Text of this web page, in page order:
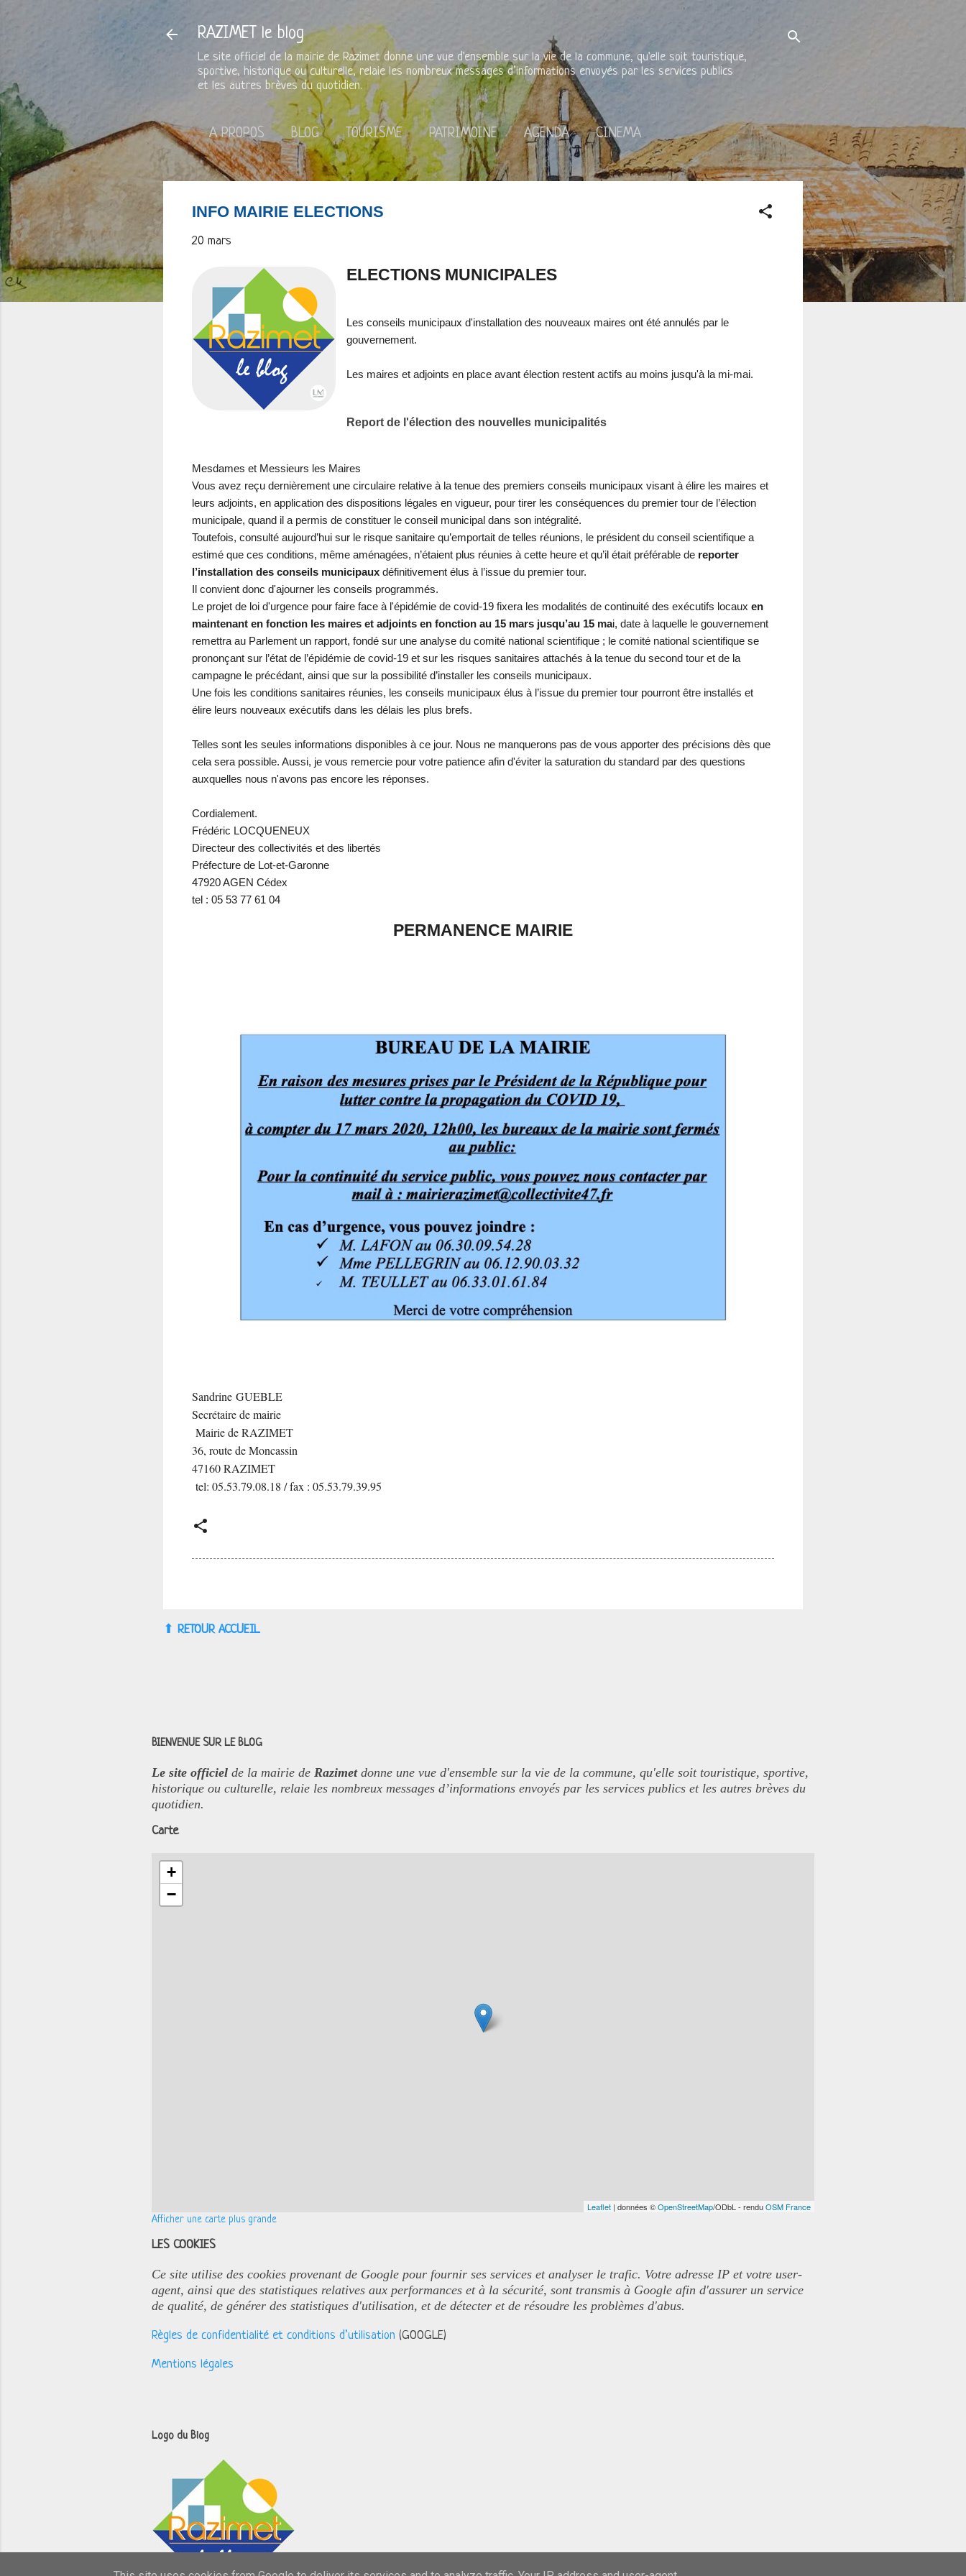
RAZIMET le blog
Le site officiel de la mairie de Razimet donne une vue d'ensemble sur la vie de la commune, qu'elle soit touristique,
sportive, historique ou culturelle, relaie les nombreux messages d’informations envoyés par les services publics
et les autres brèves du quotidien.
A PROPOS BLOG TOURISME PATRIMOINE AGENDA CINEMA
INFO MAIRIE ELECTIONS
20 mars
ELECTIONS MUNICIPALES
Les conseils municipaux d'installation des nouveaux maires ont été annulés par le
gouvernement.
Les maires et adjoints en place avant élection restent actifs au moins jusqu'à la mi-mai.
Report de l'élection des nouvelles municipalités
Mesdames et Messieurs les Maires
Vous avez reçu dernièrement une circulaire relative à la tenue des premiers conseils municipaux visant à élire les maires et
leurs adjoints, en application des dispositions légales en vigueur, pour tirer les conséquences du premier tour de l’élection
municipale, quand il a permis de constituer le conseil municipal dans son intégralité.
Toutefois, consulté aujourd’hui sur le risque sanitaire qu’emportait de telles réunions, le président du conseil scientifique a
estimé que ces conditions, même aménagées, n’étaient plus réunies à cette heure et qu’il était préférable de reporter
l’installation des conseils municipaux définitivement élus à l’issue du premier tour.
Il convient donc d'ajourner les conseils programmés.
Le projet de loi d'urgence pour faire face à l'épidémie de covid-19 fixera les modalités de continuité des exécutifs locaux en
maintenant en fonction les maires et adjoints en fonction au 15 mars jusqu’au 15 mai, date à laquelle le gouvernement
remettra au Parlement un rapport, fondé sur une analyse du comité national scientifique ; le comité national scientifique se
prononçant sur l’état de l’épidémie de covid-19 et sur les risques sanitaires attachés à la tenue du second tour et de la
campagne le précédant, ainsi que sur la possibilité d’installer les conseils municipaux.
Une fois les conditions sanitaires réunies, les conseils municipaux élus à l’issue du premier tour pourront être installés et
élire leurs nouveaux exécutifs dans les délais les plus brefs.
Telles sont les seules informations disponibles à ce jour. Nous ne manquerons pas de vous apporter des précisions dès que
cela sera possible. Aussi, je vous remercie pour votre patience afin d'éviter la saturation du standard par des questions
auxquelles nous n'avons pas encore les réponses.
Cordialement.
Frédéric LOCQUENEUX
Directeur des collectivités et des libertés
Préfecture de Lot-et-Garonne
47920 AGEN Cédex
tel : 05 53 77 61 04
PERMANENCE MAIRIE
Sandrine GUEBLE
Secrétaire de mairie
Mairie de RAZIMET
36, route de Moncassin
47160 RAZIMET
tel: 05.53.79.08.18 / fax : 05.53.79.39.95
⬆︎ RETOUR ACCUEIL
BIENVENUE SUR LE BLOG
Le site officiel de la mairie de Razimetdonne une vue d'ensemble sur la vie de la commune, qu'elle soit touristique, sportive,
historique ou culturelle, relaie les nombreux messages d’informations envoyés par les services publics et les autres brèves du
quotidien.
Carte
+
−
Leaflet | données ©OpenStreetMap/ODbL - renduOSM France
Afficher une carte plus grande
LES COOKIES
Ce site utilise des cookies provenant de Google pour fournir ses services et analyser le trafic. Votre adresse IP et votre user-
agent, ainsi que des statistiques relatives aux performances et à la sécurité, sont transmis à Google afin d'assurer un service
de qualité, de générer des statistiques d'utilisation, et de détecter et de résoudre les problèmes d'abus.
Règles de confidentialité et conditions d’utilisation (GOOGLE)
Mentions légales
Logo du Blog